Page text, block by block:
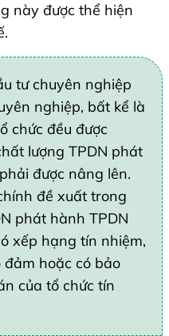
này được thể hiện
tư chuyên nghiệp
nghiệp, bất kể là
chức đều được
lượng TPDN phát
được nâng lên.
đề xuất trong
phát hành TPDN
xếp hạng tín nhiệm,
hoặc có bảo
của tổ chức tín